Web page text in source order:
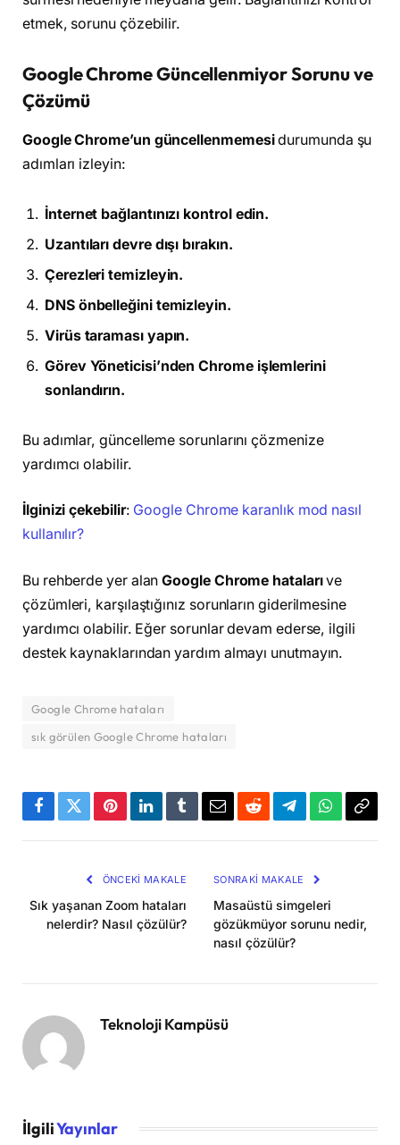
etmek, sorunu çözebilir.
Google Chrome Güncellenmiyor Sorunu ve
Çözümü
Google Chrome’un güncellenmemesidurumunda şu
adımları izleyin:
İnternet bağlantınızı kontrol edin.
Uzantıları devre dışı bırakın.
Çerezleri temizleyin.
DNS önbelleğini temizleyin.
Virüs taraması yapın.
Görev Yöneticisi’nden Chrome işlemlerini
sonlandırın.
Bu adımlar, güncelleme sorunlarını çözmenize
yardımcı olabilir.
İlginizi çekebilir: Google Chrome karanlık mod nasıl
kullanılır?
Bu rehberde yer alanGoogle Chrome hatalarıve
çözümleri, karşılaştığınız sorunların giderilmesine
yardımcı olabilir. Eğer sorunlar devam ederse, ilgili
destek kaynaklarından yardım almayı unutmayın.
Google Chrome hataları
sık görülen Google Chrome hataları
Facebook
TwitterPinterestLinkedInTumblrEmailRedditTelegramWhatsApp
ÖNCEKI MAKALE
Sık yaşanan Zoom hataları
nelerdir? Nasıl çözülür?
SONRAKI MAKALE
Masaüstü simgeleri
gözükmüyor sorunu nedir,
nasıl çözülür?
Teknoloji Kampüsü
İlgiliYayınlar